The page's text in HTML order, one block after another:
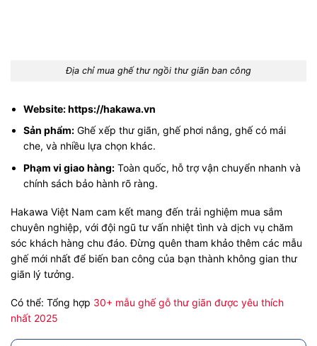
Địa chỉ mua ghế thư ngồi thư giãn ban công
Website:https://hakawa.vn
Sản phẩm: Ghế xếp thư giãn, ghế phơi nắng, ghế có mái
che, và nhiều lựa chọn khác.
Phạm vi giao hàng: Toàn quốc, hỗ trợ vận chuyển nhanh và
chính sách bảo hành rõ ràng.
Hakawa Việt Nam cam kết mang đến trải nghiệm mua sắm
chuyên nghiệp, với đội ngũ tư vấn nhiệt tình và dịch vụ chăm
sóc khách hàng chu đáo. Đừng quên tham khảo thêm các mẫu
ghế mới nhất để biến ban công của bạn thành không gian thư
giãn lý tưởng.
Có thể: Tổng hợp 30+ mẫu ghế gỗ thư giãn được yêu thích
nhất 2025